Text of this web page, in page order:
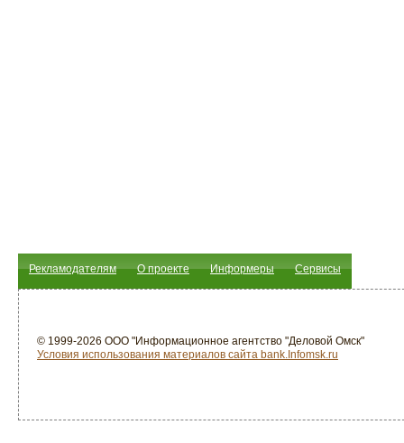
Рекламодателям О проекте Информеры Сервисы
© 1999-2026 ООО "Информационное агентство "Деловой Омск"
Условия использования материалов сайта bank.Infomsk.ru